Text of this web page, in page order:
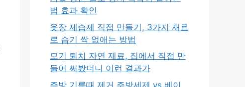
법 효과 확인
옷장 제습제 직접 만들기, 3가지 재료
로 습기 싹 없애는 방법
모기 퇴치 자연 재료, 집에서 직접 만
들어 써봤더니 이런 결과가
주방 기름때 제거 주방세제 vs 베이